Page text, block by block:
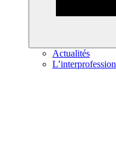
Actualités
L’interprofession